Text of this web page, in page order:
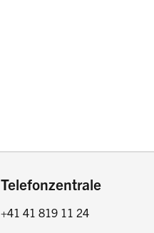
Telefonzentrale
+41 41 819 11 24